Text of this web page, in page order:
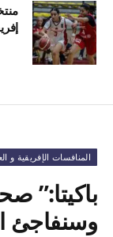
المنافسات الإفريقية و
باكيتا:”
وسنفاجئ